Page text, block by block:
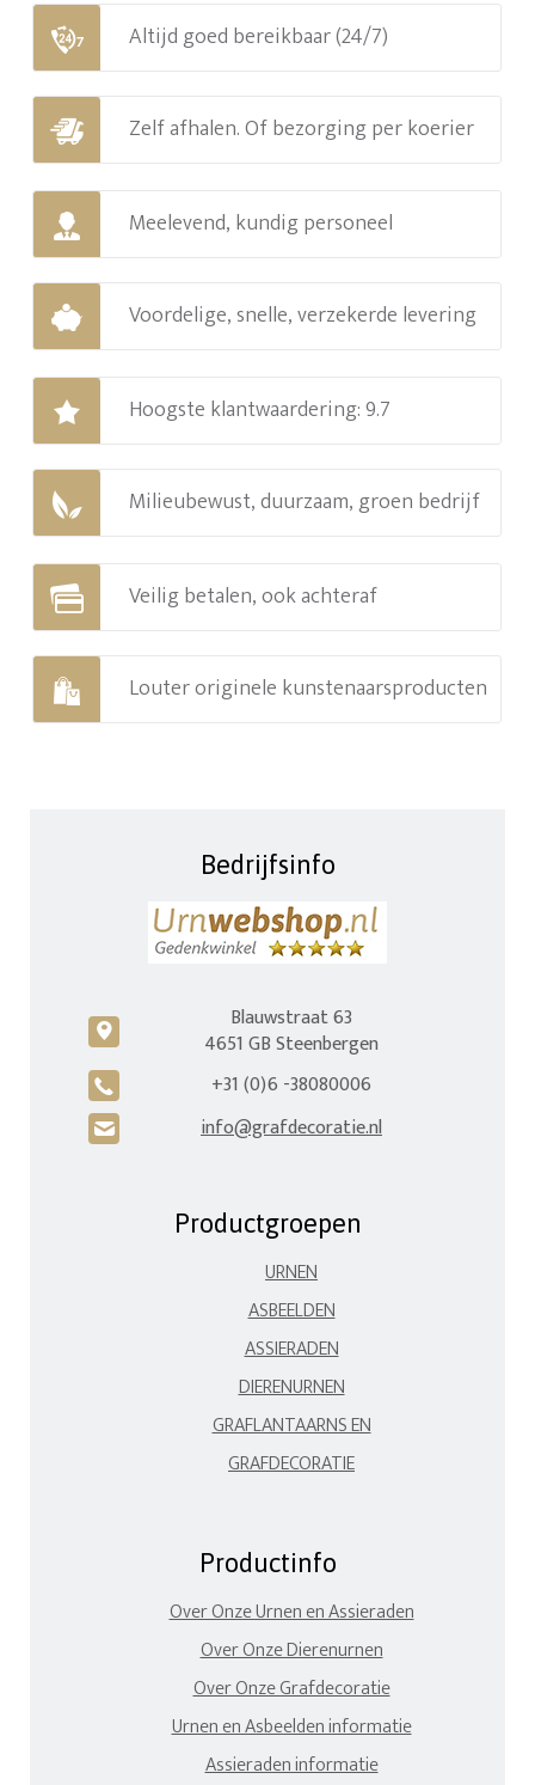
Altijd goed bereikbaar (24/7)
Zelf afhalen. Of bezorging per koerier
Meelevend, kundig personeel
Voordelige, snelle, verzekerde levering
Hoogste klantwaardering: 9.7
Milieubewust, duurzaam, groen bedrijf
Veilig betalen, ook achteraf
Louter originele kunstenaarsproducten
Bedrijfsinfo
c
Blauwstraat 63
4651 GB Steenbergen
A +31 (0)6 -38080006
H info@grafdecoratie.nl
Productgroepen
URNEN
ASBEELDEN
ASSIERADEN
DIERENURNEN
GRAFLANTAARNS EN
GRAFDECORATIE
Productinfo
Over Onze Urnen en Assieraden
Over Onze Dierenurnen
Over Onze Grafdecoratie
Urnen en Asbeelden informatie
Assieraden informatie